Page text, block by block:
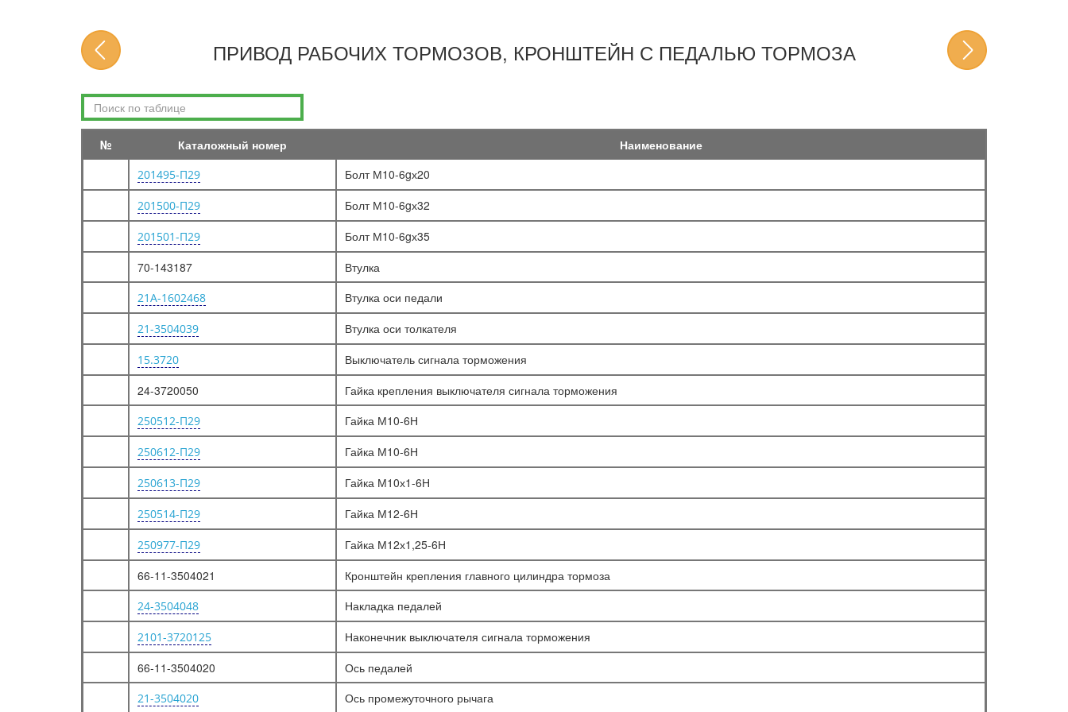
ТОРМОЗ СТОЯНОЧНЫЙ И ПРИВОД
ВАКУУМНЫЙ НАСОС И ПРИВОД
Электрооборудование
ЭЛЕКТРООБОРУДОВАНИЕ ДВИГАТЕЛЯ
АККУМУЛЯТОРНЫЕ БАТАРЕИ
СТАРТЕР
ФАРЫ, ФОНАРИ ПЕРЕДНИЕ, ПОВТОРИТЕЛИ УКАЗАТЕЛЯ ПОВОРОТОВ, НОЖНОЙ ПЕРЕКЛЮЧАТЕЛЬ СВЕТА
ФОНАРИ ЗАДНИЕ, ФАРА ЗАДНЕГО ХОДА
ЭЛЕКТРООБОРУДОВАНИЕ
ЩИТОК ПРИБОРОВ И ДАТЧИКИ
ОРГАНЫ УПРАВЛЕНИЯ ЭЛЕКТРООБОРУДОВАНИЕМ И ЩИТОК ПРИБОРОВ
ЭЛЕМЕНТЫ КУЗОВА
КОРОБКА ОТБОРА МОЩНОСТИ
СИСТЕМА РЕГУЛИРОВАНИЯ ДАВЛЕНИЯ ВОЗДУХА В ШИНАХ, КРАН УПРАВЛЕНИЯ, РЕГУЛЯТОР ДАВЛЕНИЯ, ТРУБОПРОВОДЫ
ЛЕБЕДКА
ПРИВОД РАБОЧИХ ТОРМОЗОВ, КРОНШТЕЙН С ПЕДАЛЬЮ ТОРМОЗА
№ Каталожный номер Наименование
201495-П29 Болт М10-6gх20
201500-П29 Болт М10-6gх32
201501-П29
Болт М10-6gх35
70-143187
Втулка
21А-1602468 Втулка оси педали
21-3504039 Втулка оси толкателя
15.3720
Выключатель сигнала торможения
24-3720050
Гайка крепления выключателя сигнала торможения
250512-П29 Гайка М10-6Н
250612-П29 Гайка М10-6Н
250613-П29 Гайка М10х1-6Н
250514-П29 Гайка М12-6Н
250977-П29
Гайка М12х1,25-6Н
66-11-3504021
Кронштейн крепления главного цилиндра тормоза
24-3504048 Накладка педалей
2101-3720125
Наконечник выключателя сигнала торможения
66-11-3504020
Ось педалей
21-3504020 Ось промежуточного рычага